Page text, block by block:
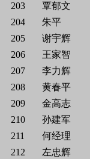
203
覃郁文
204
朱平
205
谢宇辉
206
王家智
207
李力辉
208
黄春平
209
金高志
210
孙建军
211
何经理
212
左忠辉